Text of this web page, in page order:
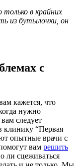
в крайних
из бутылочки, он
с
кажется, что
нужно
следует
клинику “Первая
опытные врачи с
вам решить
ли сцеживаться